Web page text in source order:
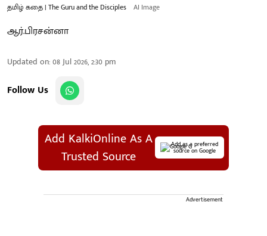
தமிழ் கதை | The Guru and the Disciples AI Image
ஆர்.பிரசன்னா
Updated on:08 Jul 2026, 2:30 pm
Follow Us
Add KalkiOnline As A
Trusted Source
Add as a preferred
source on Google
Advertisement